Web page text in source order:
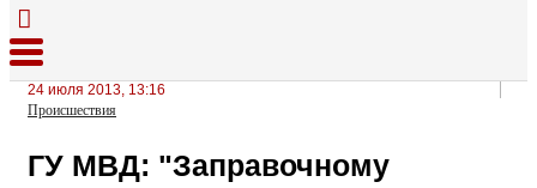
24 июля 2013, 13:16
Происшествия
ГУ МВД: "Заправочному